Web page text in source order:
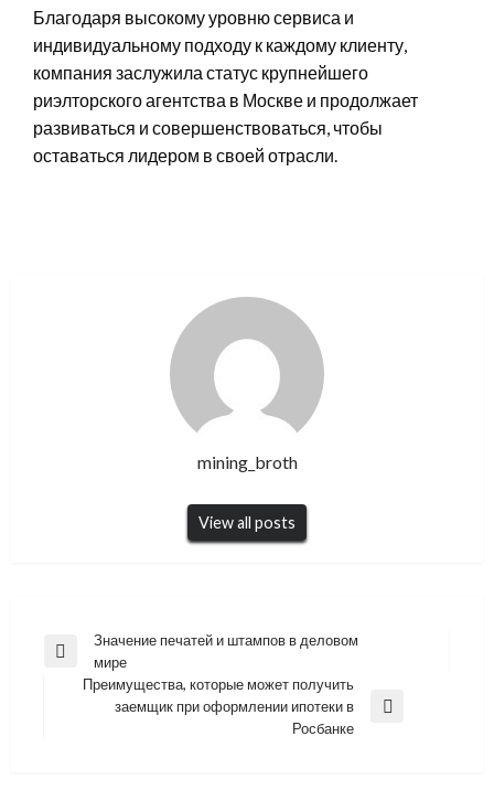
Благодаря высокому уровню сервиса и
индивидуальному подходу к каждому клиенту,
компания заслужила статус крупнейшего
риэлторского агентства в Москве и продолжает
развиваться и совершенствоваться, чтобы
оставаться лидером в своей отрасли.
mining_broth
View all posts
Навигация
записям
Previous
Значение печатей и штампов в деловом
мире
Преимущества, которые может получить
заемщик при оформлении ипотеки в
Росбанке